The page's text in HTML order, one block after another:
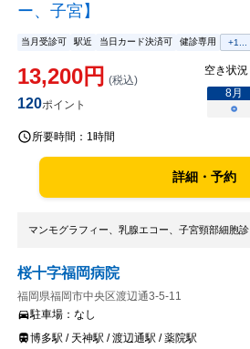
ー、子宮】
当月受診可 駅近 当日カード決済可 健診専用 +1...
13,200円 (税込)
120ポイント
空き状況
8月
○
所要時間： 1時間
詳細・予約
マンモグラフィー、乳腺エコー、子宮頸部細胞診
桜十字福岡病院
福岡県福岡市中央区渡辺通3-5-11
駐車場： なし
博多駅 / 天神駅 / 渡辺通駅 / 薬院駅